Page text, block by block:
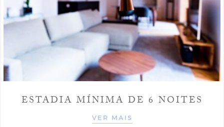
ESTADIA MÍNIMA DE 6 NOITES
VER MAIS